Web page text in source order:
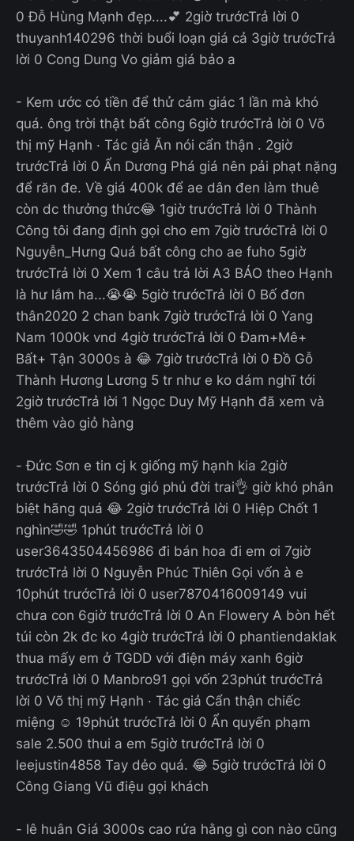
0 Đỗ Hùng Mạnh đẹp....💕 2giờ trướcTrả lời 0
thuyanh140296 thời buổi loạn giá cả 3giờ trướcTrả
lời 0 Cong Dung Vo giảm giá bảo a
- Kem ước có tiền để thử cảm giác 1 lần mà khó
quá. ông trời thật bất công 6giờ trướcTrả lời 0 Võ
thị mỹ Hạnh · Tác giả Ăn nói cẩn thận . 2giờ
trướcTrả lời 0 Ẩn Dương Phá giá nên pải phạt nặng
để răn đe. Về giá 400k để ae dân đen làm thuê
còn dc thưởng thức😂 1giờ trướcTrả lời 0 Thành
Công tôi đang định gọi cho em 7giờ trướcTrả lời 0
Nguyễn_Hưng Quá bất công cho ae fuho 5giờ
trướcTrả lời 0 Xem 1 câu trả lời A3 BÁO theo Hạnh
là hư lắm ha...😭😭 5giờ trướcTrả lời 0 Bố đơn
thân2020 2 chan bank 7giờ trướcTrả lời 0 Yang
Nam 1000k vnd 4giờ trướcTrả lời 0 Đam+Mê+
Bất+ Tận 3000s à 😂 7giờ trướcTrả lời 0 Đồ Gỗ
Thành Hương Lương 5 tr như e ko dám nghĩ tới
2giờ trướcTrả lời 1 Ngọc Duy Mỹ Hạnh đã xem và
thêm vào giỏ hàng
- Đức Sơn e tin cj k giống mỹ hạnh kia 2giờ
trướcTrả lời 0 Sóng gió phủ đời trai👌 giờ khó phân
biệt hãng quá 😂 2giờ trướcTrả lời 0 Hiệp Chốt 1
nghìn🤣🤣 1phút trướcTrả lời 0
user3643504456986 đi bán hoa đi em ơi 7giờ
trướcTrả lời 0 Nguyễn Phúc Thiên Gọi vốn à e
10phút trướcTrả lời 0 user7870416009149 vui
chưa con 6giờ trướcTrả lời 0 An Flowery A bòn hết
túi còn 2k đc ko 4giờ trướcTrả lời 0 phantiendaklak
thua mấy em ở TGDD với điện máy xanh 6giờ
trướcTrả lời 0 Manbro91 gọi vốn 23phút trướcTrả
lời 0 Võ thị mỹ Hạnh · Tác giả Cẩn thận chiếc
miệng ☺️ 19phút trướcTrả lời 0 Ẩn quyến phạm
sale 2.500 thui a em 5giờ trướcTrả lời 0
leejustin4858 Tay dẻo quá. 😂 5giờ trướcTrả lời 0
Công Giang Vũ điệu gọi khách
- lê huân Giá 3000s cao rứa hằng gì con nào cũng